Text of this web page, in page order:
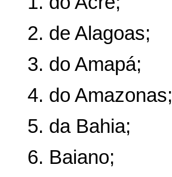
2. de Alagoas;
3. do Amapá;
4. do Amazonas;
5. da Bahia;
6. Baiano;